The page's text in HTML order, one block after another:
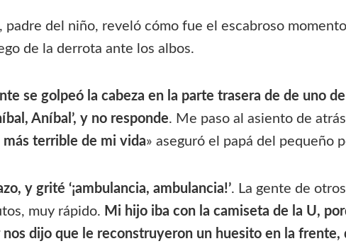
padre del niño, reveló cómo fue el escabroso
de la derrota ante los albos.
se golpeó la cabeza en la parte trasera de de uno
Aníbal’, y no responde. Me paso al asiento de
terrible de mi vida» aseguró el papá del pequeño
y grité ‘¡ambulancia, ambulancia!’. La gente de
muy rápido. Mi hijo iba con la camiseta de la U,
dijo que le reconstruyeron un huesito en la